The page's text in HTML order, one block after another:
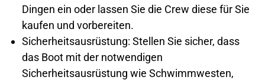
Dingen ein oder lassen Sie die Crew diese für Sie
kaufen und vorbereiten.
Sicherheitsausrüstung: Stellen Sie sicher, dass
das Boot mit der notwendigen
Sicherheitsausrüstung wie Schwimmwesten,